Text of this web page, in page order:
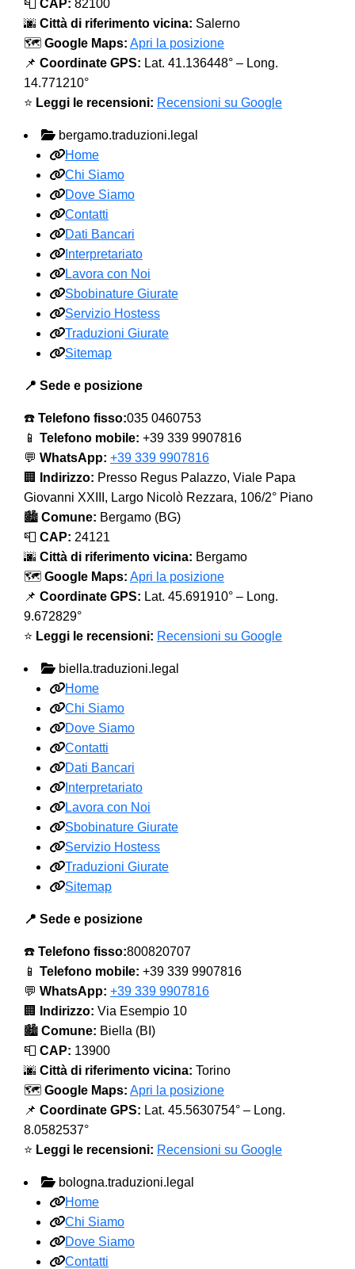
📮 CAP: 82100
🌆 Città di riferimento vicina: Salerno
🗺️ Google Maps: Apri la posizione
📌 Coordinate GPS: Lat. 41.136448° – Long.
14.771210°
⭐ Leggi le recensioni: Recensioni su Google
bergamo.traduzioni.legal
Home
Chi Siamo
Dove Siamo
Contatti
Dati Bancari
Interpretariato
Lavora con Noi
Sbobinature Giurate
Servizio Hostess
Traduzioni Giurate
Sitemap
📍 Sede e posizione
☎️ Telefono fisso:035 0460753
📱 Telefono mobile: +39 339 9907816
💬 WhatsApp: +39 339 9907816
🏢
Indirizzo: Presso Regus Palazzo, Viale Papa
Giovanni XXIII, Largo Nicolò Rezzara, 106/2° Piano
🏙️ Comune: Bergamo (BG)
📮 CAP: 24121
🌆 Città di riferimento vicina: Bergamo
🗺️ Google Maps: Apri la posizione
📌 Coordinate GPS: Lat. 45.691910° – Long.
9.672829°
⭐ Leggi le recensioni: Recensioni su Google
biella.traduzioni.legal
Home
Chi Siamo
Dove Siamo
Contatti
Dati Bancari
Interpretariato
Lavora con Noi
Sbobinature Giurate
Servizio Hostess
Traduzioni Giurate
Sitemap
📍 Sede e posizione
☎️ Telefono fisso:800820707
📱 Telefono mobile: +39 339 9907816
💬 WhatsApp: +39 339 9907816
🏢
Indirizzo: Via Esempio 10
🏙️ Comune: Biella (BI)
📮 CAP: 13900
🌆 Città di riferimento vicina: Torino
🗺️ Google Maps: Apri la posizione
📌 Coordinate GPS: Lat. 45.5630754° – Long.
8.0582537°
⭐ Leggi le recensioni: Recensioni su Google
bologna.traduzioni.legal
Home
Chi Siamo
Dove Siamo
Contatti